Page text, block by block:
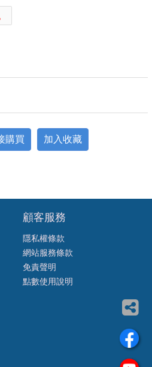
購買 加入收藏
顧客服務
隱私權條款
網站服務條款
免責聲明
點數使用說明